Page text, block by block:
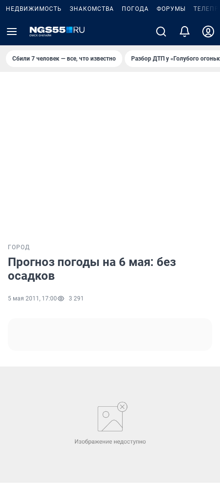
НЕДВИЖИМОСТЬ ЗНАКОМСТВА ПОГОДА ФОРУМЫ
Сбили 7 человек — все, что известно Разбор ДТП у «Голубого
ГОРОД
Прогноз погоды на 6 мая: без
осадков
5 мая 2011, 17:00 3 291